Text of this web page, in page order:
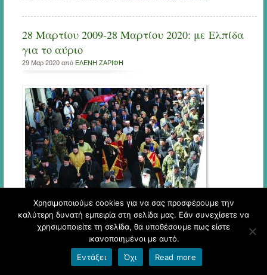
28 Μαρτίου 2009-28 Μαρτίου 2020: με Ελπίδα
για το αύριο
29 Μαρ 2020 από ΕΛΕΝΗ ΖΑΡΙΦΗ
Σάββατο 28 Μαρτίου 2009
Η ημέρα είναι λαμπερή, φωτεινή και μόνο ο δυνατός αέρας θυμίζει ότι ο
Μάρτης δείχνει λίγο την άγρια πλευρά του. Άνοιξη στην Κω! Τι πιο
Χρησιμοποιούμε cookies για να σας προσφέρουμε την
καλύτερη δυνατή εμπειρία στη σελίδα μας. Εάν συνεχίσετε να
χρησιμοποιείτε τη σελίδα, θα υποθέσουμε πως είστε
ικανοποιημένοι με αυτό.
Εντάξει
Όχι Read more